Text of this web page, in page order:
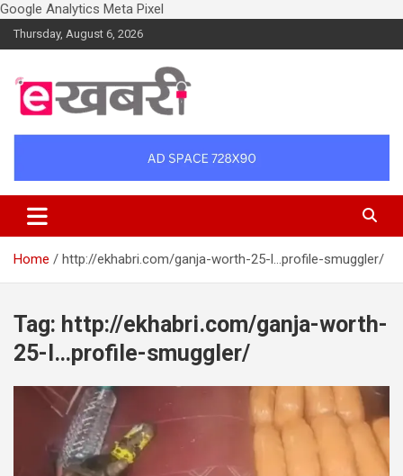
Google Analytics Meta Pixel
Skip
to
Thursday, August 6, 2026
Ekhabri.com
Home http://ekhabri.com/ganja-worth-25-l…profile-smuggler/
Tag: http://ekhabri.com/ganja-worth-
25-l…profile-smuggler/